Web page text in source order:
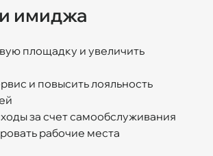
имиджа
площадку и увеличить
и повысить лояльность
за счет самообслуживания
рабочие места